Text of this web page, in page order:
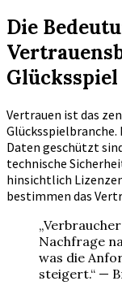
Die
Glücksspiel
Vertrauen ist das
Glücksspielbranche.
Daten geschützt
technische
hinsichtlich
bestimmen das
Nachfrage
was die
steigert.“ —